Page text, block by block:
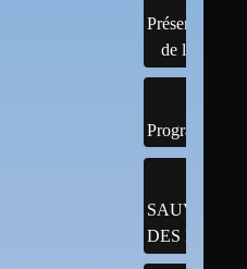
Présentation
de linux
DES